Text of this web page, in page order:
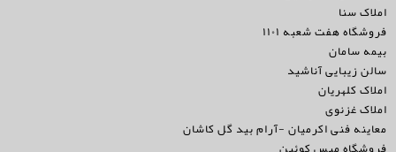
املاک سنا
فروشگاه هفت شعبه ۱۱۰۱
بیمه سامان
سالن زیبایی آناشید
املاک کلهریان
املاک غزنوی
معاینه فنی اکرمیان -آرام بید گل کاشان